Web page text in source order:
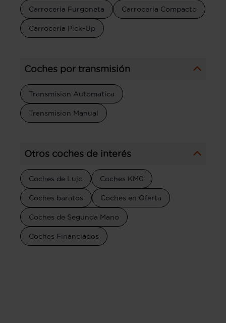
Carroceria Furgoneta Carroceria Compacto
Carrocería Pick-Up
Coches por transmisión
Transmision Automatica
Transmision Manual
Otros coches de interés
Coches de Lujo Coches KM0
Coches baratos Coches en Oferta
Coches de Segunda Mano
Coches Financiados